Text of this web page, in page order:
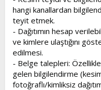
hangi kanallardan
teyit etmek.
- Dağıtımın hesap
ve kimlere ulaştığını
edilmesi.
- Belge talepleri: Özellikle
gelen bilgilendirme
fotoğraflı/kimliksiz